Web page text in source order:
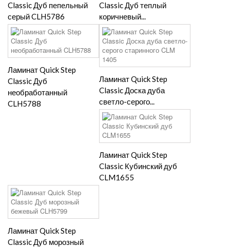
Classic Дуб пепельный
серый CLH5786
Classic Дуб теплый
коричневый...
Ламинат Quick Step
Classic Дуб
необработанный
CLH5788
Ламинат Quick Step
Classic Доска дуба
светло-серого...
Ламинат Quick Step
Classic Кубинский дуб
CLM1655
Ламинат Quick Step
Classic Дуб морозный